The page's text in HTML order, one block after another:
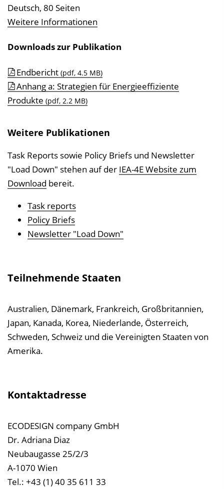
Deutsch, 80 Seiten
Weitere Informationen
Downloads zur Publikation
Endbericht (pdf, 4.5 MB)
Anhang a: Strategien für Energieeffiziente
Produkte (pdf, 2.2 MB)
Weitere Publikationen
Task Reports sowie Policy Briefs und Newsletter
"Load Down" stehen auf der IEA-4E Website zum
Download bereit.
Task reports
Policy Briefs
Newsletter "Load Down"
Teilnehmende Staaten
Australien, Dänemark, Frankreich, Großbritannien,
Japan, Kanada, Korea, Niederlande, Österreich,
Schweden, Schweiz und die Vereinigten Staaten von
Amerika.
Kontaktadresse
ECODESIGN company GmbH
Dr. Adriana Diaz
Neubaugasse 25/2/3
A-1070 Wien
Tel.: +43 (1) 40 35 611 33